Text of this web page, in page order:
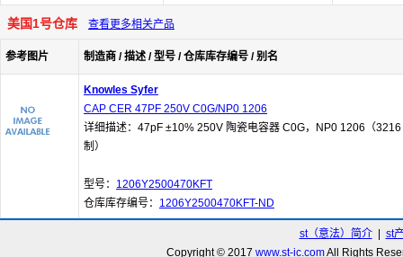
美国1号仓库 查看更多相关产品
参考图片 制造商 / 描述 / 型号 / 仓库库存编号 / 别名
Knowles Syfer
CAP CER 47PF 250V C0G/NP0 1206
详细描述：47pF ±10% 250V 陶瓷电容器 C0G，NP0 1206（3216
制）
型号： 1206Y2500470KFT
仓库库存编号： 1206Y2500470KFT-ND
st（意法）简介| st
Copyright © 2017 www.st-ic.comAll Rights